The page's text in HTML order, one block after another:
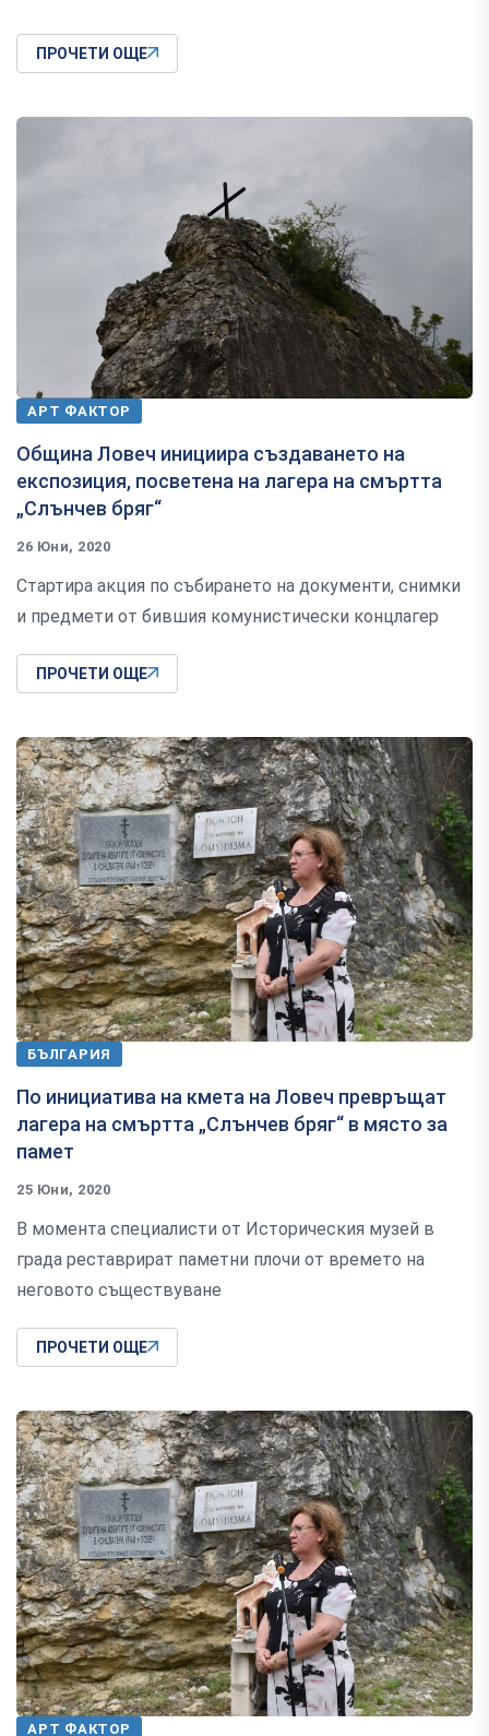
ПРОЧЕТИ ОЩЕ
АРТ ФАКТОР
Община Ловеч инициира създаването на
експозиция, посветена на лагера на смъртта
„Слънчев бряг“
26 Юни, 2020
Стартира акция по събирането на документи, снимки
и предмети от бившия комунистически концлагер
ПРОЧЕТИ ОЩЕ
БЪЛГАРИЯ
По инициатива на кмета на Ловеч превръщат
лагера на смъртта „Слънчев бряг“ в място за
памет
25 Юни, 2020
В момента специалисти от Историческия музей в
града реставрират паметни плочи от времето на
неговото съществуване
ПРОЧЕТИ ОЩЕ
АРТ ФАКТОР